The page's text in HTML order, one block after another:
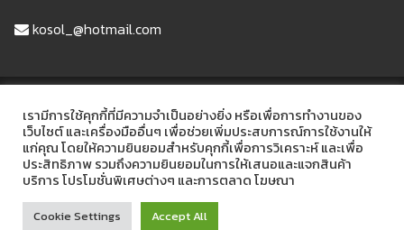
kosol_@hotmail.com
บริษัท ปทุมรัฐวัสดุก่อสร้าง จำกัด
ที่อยู่ 48/6 หมู่ที่2 ถนนรังสิต-ลาดหลุมแก้ว ต.บ้านฉาง อ.เมือง จ.ปทุมธานี
12000
Copyright © 2026 Pathumrat – Powered by bytes.in.th
เรามีการใช้คุกกี้ที่มีความจำเป็นอย่างยิ่ง หรือเพื่อการทำงานของ
เว็บไซต์ และเครื่องมืออื่นๆ เพื่อช่วยเพิ่มประสบการณ์การใช้งานให้
แก่คุณ โดยให้ความยินยอมสำหรับคุกกี้เพื่อการวิเคราะห์ และเพื่อ
ประสิทธิภาพ รวมถึงความยินยอมในการให้เสนอและแจกสินค้า
บริการ โปรโมชั่นพิเศษต่างๆ และการตลาด โฆษณา
Cookie Settings Accept All